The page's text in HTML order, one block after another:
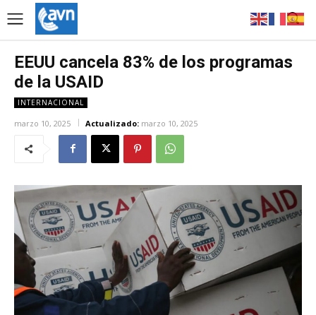
EEUU cancela 83% de los programas
de la USAID
INTERNACIONAL
marzo 10, 2025 Actualizado: marzo 10, 2025